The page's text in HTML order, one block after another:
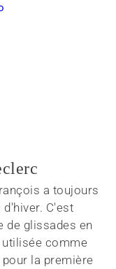
a toujours
C'est
de glissades en
comme
la première